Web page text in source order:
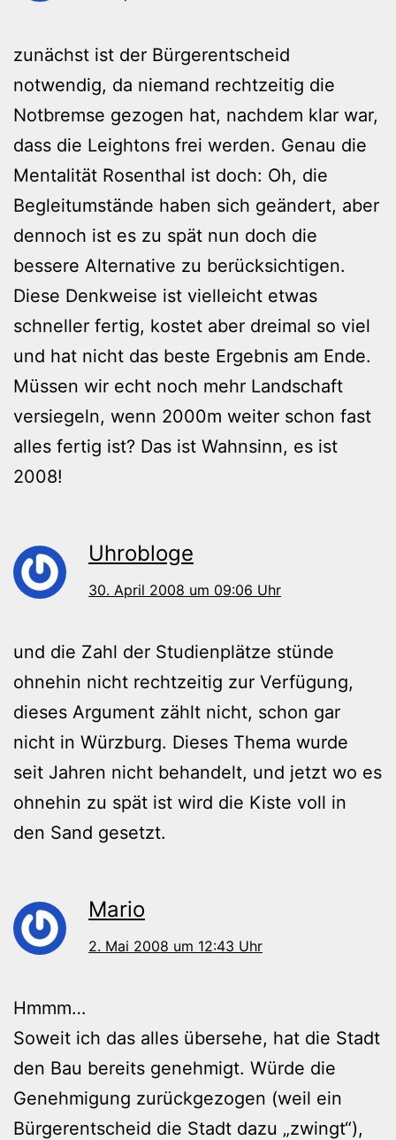
zunächst ist der Bürgerentscheid
notwendig, da niemand rechtzeitig die
Notbremse gezogen hat, nachdem klar war,
dass die Leightons frei werden. Genau die
Mentalität Rosenthal ist doch: Oh, die
Begleitumstände haben sich geändert, aber
dennoch ist es zu spät nun doch die
bessere Alternative zu berücksichtigen.
Diese Denkweise ist vielleicht etwas
schneller fertig, kostet aber dreimal so viel
und hat nicht das beste Ergebnis am Ende.
Müssen wir echt noch mehr Landschaft
versiegeln, wenn 2000m weiter schon fast
alles fertig ist? Das ist Wahnsinn, es ist
2008!
Uhrobloge
30. April 2008 um 09:06 Uhr
und die Zahl der Studienplätze stünde
ohnehin nicht rechtzeitig zur Verfügung,
dieses Argument zählt nicht, schon gar
nicht in Würzburg. Dieses Thema wurde
seit Jahren nicht behandelt, und jetzt wo es
ohnehin zu spät ist wird die Kiste voll in
den Sand gesetzt.
Mario
2. Mai 2008 um 12:43 Uhr
Hmmm…
Soweit ich das alles übersehe, hat die Stadt
den Bau bereits genehmigt. Würde die
Genehmigung zurückgezogen (weil ein
Bürgerentscheid die Stadt dazu „zwingt“),